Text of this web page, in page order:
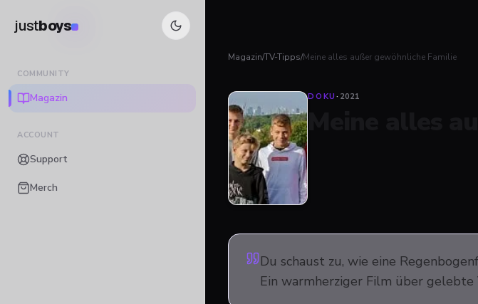
justboys
COMMUNITY
Magazin
ACCOUNT
Support
Merch
Magazin/TV-Tipps/Meine alles außer gewöhnliche Familie
DOKU· 2021
Du schaust zu, wie eine
Ein warmherziger Film über